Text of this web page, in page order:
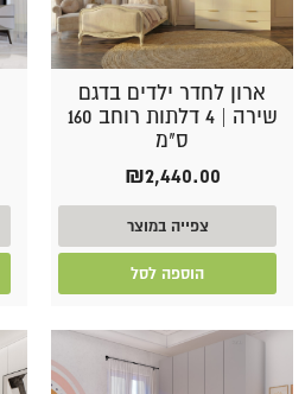
ארון לחדר ילדים בדגם
שירה | 4 דלתות רוחב 160
ס"מ
₪2,440.00
צפייה במוצר
הוספה לסל